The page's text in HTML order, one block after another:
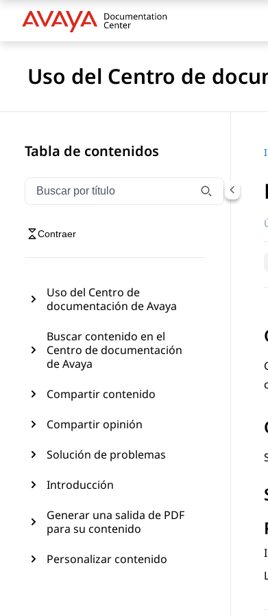
Uso del Centro de
Tabla de contenidos
Filtrar navegación por título
Escriba para filtrar los elementos de
Contraer
Uso del Centro de
documentación de Avaya
Buscar contenido en el
Centro de documentación
de Avaya
Compartir contenido
Compartir opinión
Solución de problemas
Introducción
Generar una salida de PDF
para su contenido
Personalizar contenido